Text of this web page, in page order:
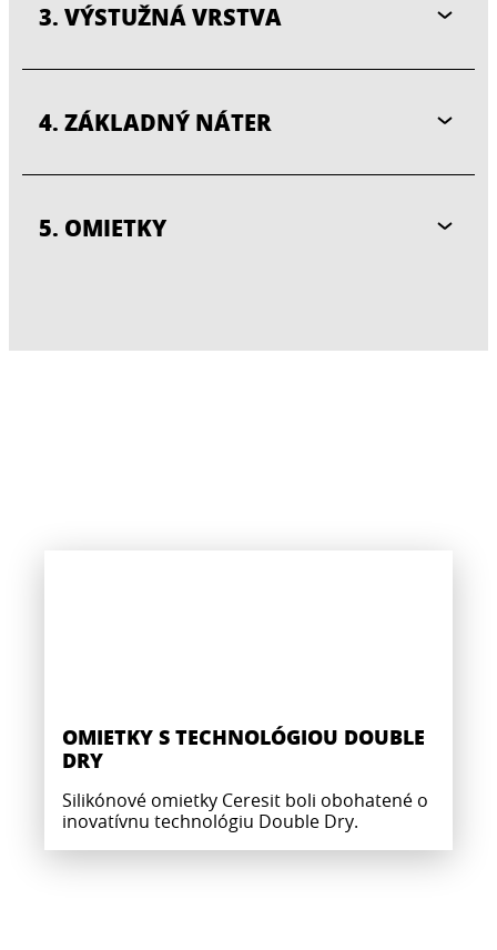
3. VÝSTUŽNÁ VRSTVA
4. ZÁKLADNÝ NÁTER
5. OMIETKY
OMIETKY S TECHNOLÓGIOU DOUBLE
DRY
Silikónové omietky Ceresit boli obohatené o
inovatívnu technológiu Double Dry.